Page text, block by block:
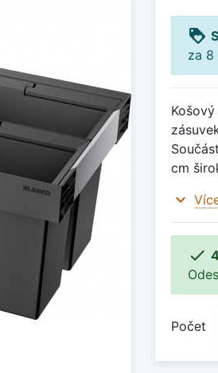
loyalty
za 8
cm
expand_more

Počet